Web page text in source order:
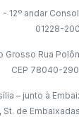
- 12º andar
01228-200
Grosso Rua
CEP 78040-
– junto à
de